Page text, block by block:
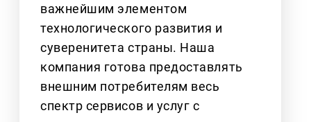
важнейшим элементом
технологического развития и
суверенитета страны. Наша
компания готова предоставлять
внешним потребителям весь
спектр сервисов и услуг с